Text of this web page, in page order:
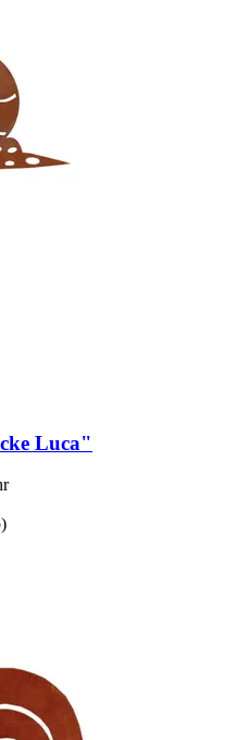
Luca"